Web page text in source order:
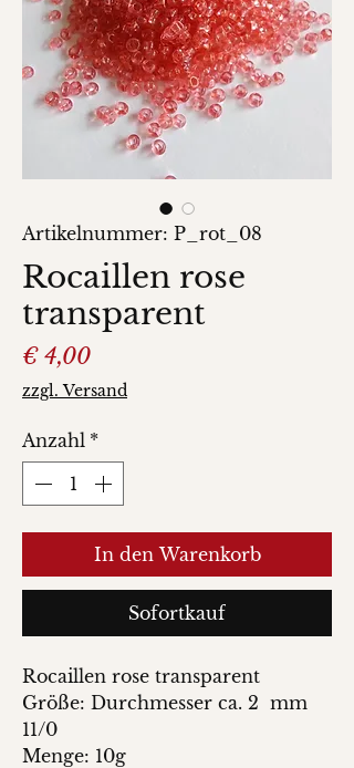
Artikelnummer: P_rot_08
Rocaillen rose
transparent
€ 4,00Preis
zzgl. Versand
Anzahl *
In den Warenkorb
Sofortkauf
Rocaillen rose transparent
Größe: Durchmesser ca. 2 mm
11/0
Menge: 10g